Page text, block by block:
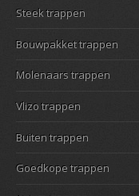
Steek trappen
Bouwpakket trappen
Molenaars trappen
Vlizo trappen
Buiten trappen
Goedkope trappen